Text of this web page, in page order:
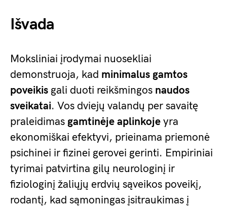
Išvada
Moksliniai įrodymai nuosekliai
demonstruoja, kad minimalus gamtos
poveikis gali duoti reikšmingos naudos
sveikatai. Vos dviejų valandų per savaitę
praleidimas gamtinėje aplinkoje yra
ekonomiškai efektyvi, prieinama priemonė
psichinei ir fizinei gerovei gerinti. Empiriniai
tyrimai patvirtina gilų neurologinį ir
fiziologinį žaliųjų erdvių sąveikos poveikį,
rodantį, kad sąmoningas įsitraukimas į